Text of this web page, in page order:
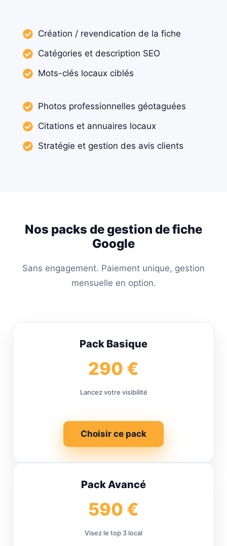
Création / revendication de la fiche
Catégories et description SEO
Mots-clés locaux ciblés
Photos professionnelles géotaguées
Citations et annuaires locaux
Stratégie et gestion des avis clients
Nos packs de gestion de fiche
Google
Sans engagement. Paiement unique, gestion
mensuelle en option.
Pack Basique
290 €
Lancez votre visibilité
Choisir ce pack
Pack Avancé
590 €
Visez le top 3 local